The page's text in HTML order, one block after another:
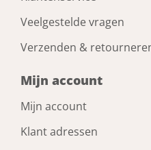
Veelgestelde vragen
Verzenden &
Mijn account
Mijn account
Klant adressen